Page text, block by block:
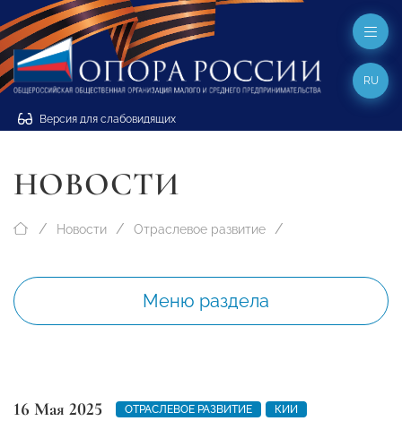
Версия для слабовидящих
RU
НОВОСТИ
Новости Отраслевое развитие
Меню раздела
16 Мая 2025 ОТРАСЛЕВОЕ РАЗВИТИЕ КИИ